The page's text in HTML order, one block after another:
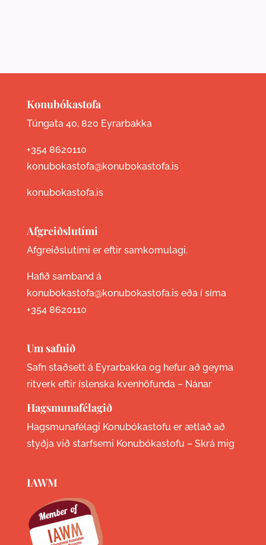
Konubókastofa
Túngata 40, 820 Eyrarbakka
+354 8620110
konubokastofa@konubokastofa.is
konubokastofa.is
Afgreiðslutími
Afgreiðslutími er eftir samkomulagi.
Hafið samband á
konubokastofa@konubokastofa.is eða í síma
+354 8620110
Um safnið
Safn staðsett á Eyrarbakka og hefur að geyma
ritverk eftir íslenska kvenhöfunda – Nánar
Hagsmunafélagið
Hagsmunafélagi Konubókastofu er ætlað að
styðja við starfsemi Konubókastofu – Skrá mig
IAWM